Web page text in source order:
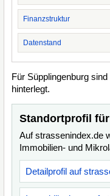
Finanzstruktur
Datenstand
Für Süpplingenburg
hinterlegt.
Standortprofil
Auf strassenindex.de
Immobilien- und
Detailprofil auf